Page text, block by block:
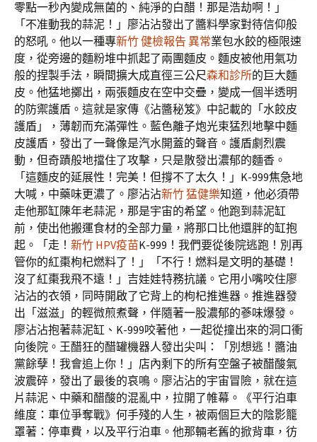
零點一秒內變成無菌的、純淨的白醋！那是浩劫啊！」
「不准動我的蒜泥！」廖沾沾發出了醬料學家對待信仰般
的怒吼。他以一種專新竹 健檢報告 異常業包水餃的極限速
度，從旁邊的麵粉堆中抓起了兩團麵皮。麵皮被他用氣功
般的捏製手法，瞬間擴大成直徑三公尺森和診所的巨大麵
皮。他猛地擲出，兩張麵皮在空中交疊，變成一個半透明
的防禦護盾。這就是家傳《沾醬秘笈》中記載的「水餃皮
護盾」，薄韌而充滿彈性。藍色離子炮光束猛烈地擊中麵
皮護盾，發出了一聲像是汽水開蓋的聲音。護盾劇烈震
動，但奇蹟般地擋住了攻擊，只是散發出濃郁的麵香。
「這麵皮的延展性！完美！但撐不了太久！」K-999焦急地
大喊，中藥味更濃了。廖沾沾新竹 猛健樂知道，他必須帶
走他那缸陳年老蒜泥，那是宇宙的希望。他跑到蒜泥缸
前，使出他搬運食材的全部力量，將那口比他還胖的缸抱
起。「走！ 新竹 HPV疫苗K-999！我們要從後院逃跑！別再
管你的紅棗枸杞燃料了！」「不行！燃料是文明的基礎！
沒了紅棗我飛不遠！」吉娃娃特務抗議。它用小嘴咬住廖
沾沾的衣領，同時開啟了它背上的枸杞推進器。推進器發
出「滋滋」的輕微煎煮聲，伴隨著一股濃郁的蔘味爆發。
廖沾沾抱著蒜泥缸、K-999咬著他，一起從撞出來的洞口衝
向後院。王醋狂的醋罐機器人發出尖叫：「別想逃！醬油
黨餘孽！我會追上你！」店內剩下的所有空盤子被醋酸氣
波震碎，發出了最後的哀鳴。廖沾沾的宇宙冒險，就在這
片蒜泥、中藥和醋酸的混亂中，拉開了帷幕。《平行泊車
維度：車位爭奪戰》何手殘的人生，被兩個巨大的陰影籠
罩著：停車費，以及平行泊車。他那輛老舊的掀背車，彷